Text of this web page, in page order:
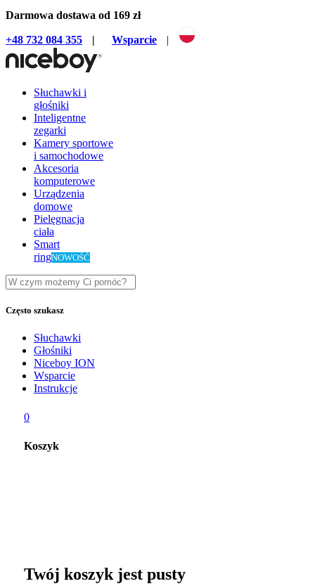
Darmowa dostawa od 169 zł
+48 732 084 355 | Wsparcie |
Słuchawki i
głośniki
Inteligentne
zegarki
Kamery sportowe
i samochodowe
Akcesoria
komputerowe
Urządzenia
domowe
Pielęgnacja
ciała
Smart
ringNOWOŚĆ
Często szukasz
Słuchawki
Głośniki
Niceboy ION
Wsparcie
Instrukcje
0
Koszyk
Twój koszyk jest pusty